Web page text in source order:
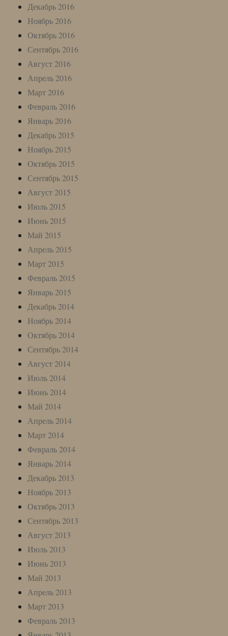
Декабрь 2016
Ноябрь 2016
Октябрь 2016
Сентябрь 2016
Август 2016
Апрель 2016
Март 2016
Февраль 2016
Январь 2016
Декабрь 2015
Ноябрь 2015
Октябрь 2015
Сентябрь 2015
Август 2015
Июль 2015
Июнь 2015
Май 2015
Апрель 2015
Март 2015
Февраль 2015
Январь 2015
Декабрь 2014
Ноябрь 2014
Октябрь 2014
Сентябрь 2014
Август 2014
Июль 2014
Июнь 2014
Май 2014
Апрель 2014
Март 2014
Февраль 2014
Январь 2014
Декабрь 2013
Ноябрь 2013
Октябрь 2013
Сентябрь 2013
Август 2013
Июль 2013
Июнь 2013
Май 2013
Апрель 2013
Март 2013
Февраль 2013